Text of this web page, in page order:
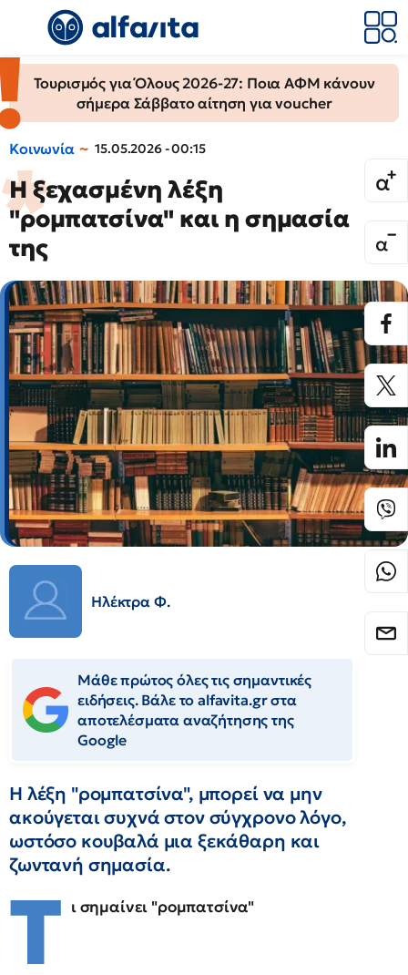
Τουρισμός για Όλους 2026-27: Ποια ΑΦΜ κάνουν
σήμερα Σάββατο αίτηση για voucher
Κοινωνία 15.05.2026 - 00:15
Η ξεχασμένη λέξη
"ρομπατσίνα" και η σημασία
της
Ηλέκτρα Φ.
Μάθε πρώτος όλες τις σημαντικές
ειδήσεις. Βάλε το alfavita.gr στα
αποτελέσματα αναζήτησης της
Google
Η λέξη "ρομπατσίνα", μπορεί να μην
ακούγεται συχνά στον σύγχρονο λόγο,
ωστόσο κουβαλά μια ξεκάθαρη και
ζωντανή σημασία.
Τ ι σημαίνει "ρομπατσίνα"